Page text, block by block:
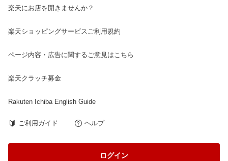
楽天にお店を開きませんか？
楽天ショッピングサービスご利用規約
ページ内容・広告に関するご意見はこちら
楽天クラッチ募金
Rakuten Ichiba English Guide
ご利用ガイド ヘルプ
ログイン